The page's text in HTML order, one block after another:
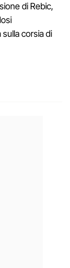
di Rebic,
corsia di